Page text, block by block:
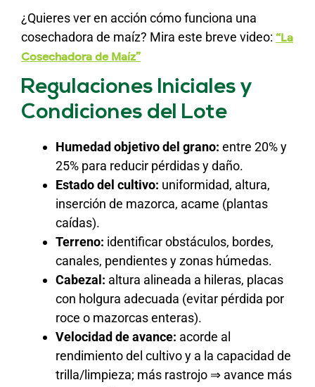
¿Quieres ver en acción cómo funciona una
cosechadora de maíz? Mira este breve video: “La
Cosechadora de Maíz”
Regulaciones Iniciales y
Condiciones del Lote
Humedad objetivo del grano: entre 20% y
25% para reducir pérdidas y daño.
Estado del cultivo: uniformidad, altura,
inserción de mazorca, acame (plantas
caídas).
Terreno: identificar obstáculos, bordes,
canales, pendientes y zonas húmedas.
Cabezal: altura alineada a hileras, placas
con holgura adecuada (evitar pérdida por
roce o mazorcas enteras).
Velocidad de avance: acorde al
rendimiento del cultivo y a la capacidad de
trilla/limpieza; más rastrojo ⇒ avance más